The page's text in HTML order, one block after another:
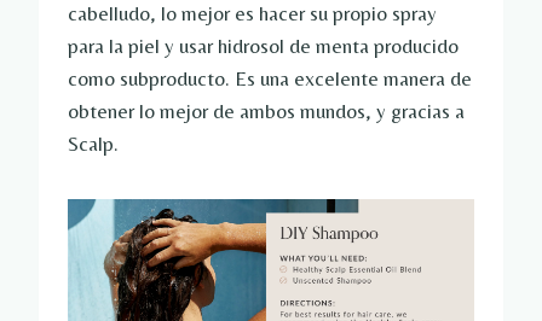
cabelludo, lo mejor es hacer su propio spray
para la piel y usar hidrosol de menta producido
como subproducto. Es una excelente manera de
obtener lo mejor de ambos mundos, y gracias a
Scalp.